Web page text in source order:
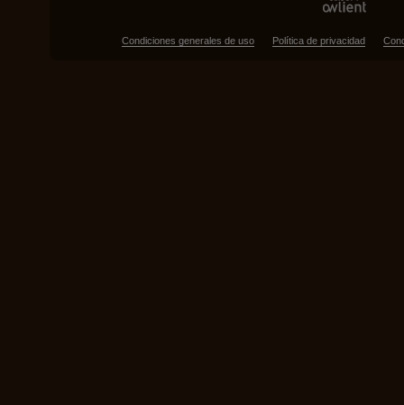
Condiciones generales de uso Política de privacidad